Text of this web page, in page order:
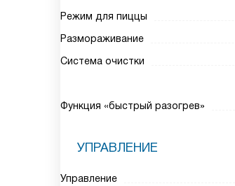
Режим для пиццы
Размораживание
Система очистки
Функция «быстрый разогрев»
УПРАВЛЕНИЕ
Управление